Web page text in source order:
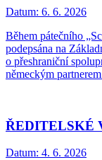
Datum: 6. 6. 2026
Během pátečního
podepsána na
o přeshraniční
německým
ŘEDITELSKÉ
Datum: 4. 6. 2026